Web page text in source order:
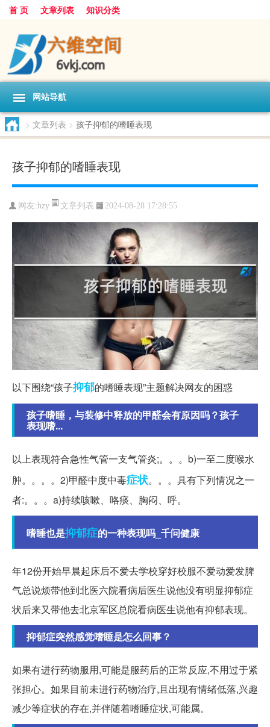
首 页 文章列表 知识分类
网站导航
> 文章列表 > 孩子抑郁的嗜睡表现
孩子抑郁的嗜睡表现
网友:hzy 文章列表 2024-08-28 17:28:55
以下围绕“孩子抑郁的嗜睡表现”主题解决网友的困惑
孩子嗜睡，与装修中释放的甲醛会有原因吗？孩子
表现嗜...
以上表现符合急性气管一支气管炎;。。。b)一至二度喉水
肿。。。。2)甲醛中度中毒症状。。。具有下列情况之一
者:。。。a)持续咳嗽、咯痰、胸闷、呼。
嗜睡也是抑郁症的一种表现吗_千问健康
年12份开始早晨起床后不爱去学校穿好校服不爱动爱发脾
气总说烦带他到北医六院看病后医生说他没有明显抑郁症
状后来又带他去北京军区总院看病医生说他有抑郁表现。
抑郁症突然感觉嗜睡是怎么回事？
如果有进行药物服用,可能是服药后的正常反应,不用过于紧
张担心。如果目前未进行药物治疗,且出现有情绪低落,兴趣
减少等症状的存在,并伴随着嗜睡症状,可能属。